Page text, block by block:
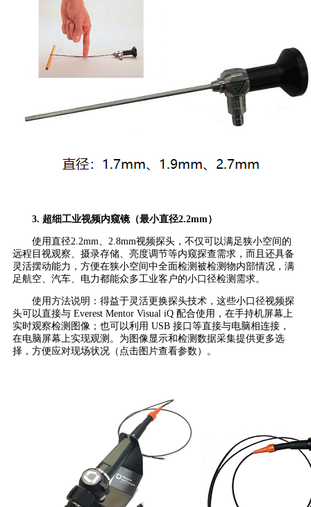
3. 超细工业视频内窥镜（最小直径2.2mm）
使用直径2.2mm、2.8mm视频探头，不仅可以满足狭小空间的
远程目视观察、摄录存储、亮度调节等内窥探查需求，而且还具备
灵活摆动能力，方便在狭小空间中全面检测被检测物内部情况，满
足航空、汽车、电力都能众多工业客户的小口径检测需求。
使用方法说明：得益于灵活更换探头技术，这些小口径视频探
头可以直接与 Everest Mentor Visual iQ 配合使用，在手持机屏幕上
实时观察检测图像；也可以利用 USB 接口等直接与电脑相连接，
在电脑屏幕上实现观测。为图像显示和检测数据采集提供更多选
择，方便应对现场状况（点击图片查看参数）。